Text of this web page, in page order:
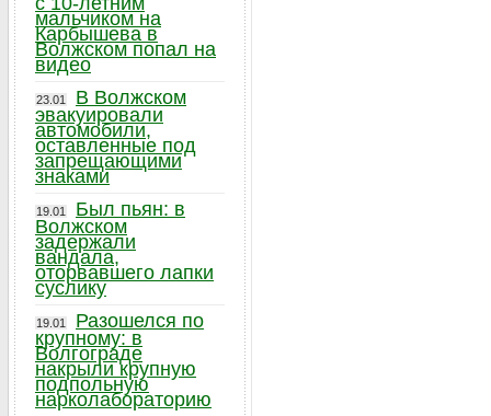
мальчиком на
Карбышева в
Волжском попал на
видео
23.01
В Волжском
эвакуировали
автомобили,
оставленные под
запрещающими
знаками
19.01
Был пьян: в
Волжском
задержали
вандала,
оторвавшего лапки
суслику
19.01
Разошелся по
крупному: в
Волгограде
накрыли крупную
подпольную
нарколабораторию